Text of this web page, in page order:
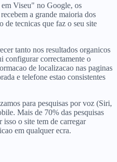
Viseu" no Google, os
a grande maioria dos
tecnicas que faz o seu site
tanto nos resultados organicos
configurar correctamente o
de localizacao nas paginas
e telefone estao consistentes
para pesquisas por voz (Siri,
Mais de 70% das pesquisas
o site tem de carregar
em qualquer ecra.